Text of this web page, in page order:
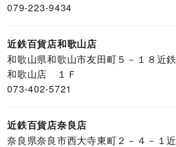
079-223-9434
近鉄百貨店和歌山店
和歌山県和歌山市友田町５－１８近鉄
和歌山店 １Ｆ
073-402-5721
近鉄百貨店奈良店
奈良県奈良市西大寺東町２－４－１近